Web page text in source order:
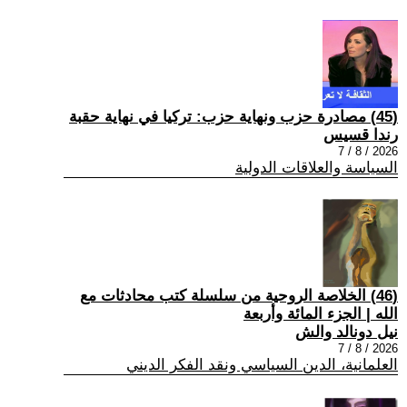
(45) مصادرة حزب ونهاية حزب: تركيا في نهاية حقبة
رندا قسيس
2026 / 8 / 7
السياسة والعلاقات الدولية
(46) الخلاصة الروحية من سلسلة كتب محادثات مع
الله | الجزء المائة وأربعة
نيل دونالد والش
2026 / 8 / 7
العلمانية، الدين السياسي ونقد الفكر الديني